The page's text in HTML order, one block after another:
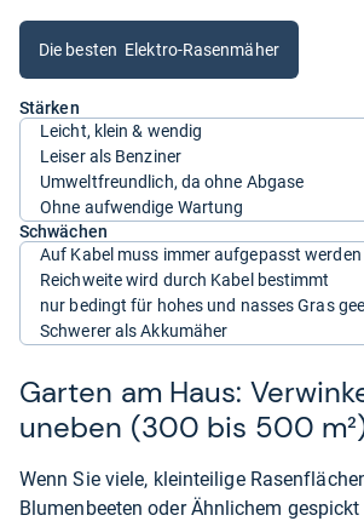
Die besten Elektro-Rasenmäher
Stärken
Leicht, klein & wendig
Leiser als Benziner
Umweltfreundlich, da ohne Abgase
Ohne aufwendige Wartung
Schwächen
Auf Kabel muss immer aufgepasst werden
Reichweite wird durch Kabel bestimmt
nur bedingt für hohes und nasses Gras
Schwerer als Akkumäher
Garten am Haus:
uneben (300 bis 500
Wenn Sie viele, kleinteilige
Blumenbeeten oder Ähnlichem